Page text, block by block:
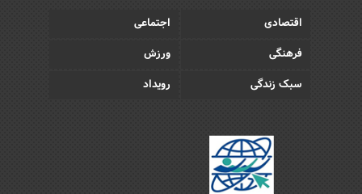
اقتصادی
اجتماعی
فرهنگی
ورزش
سبک زندگی
رویداد